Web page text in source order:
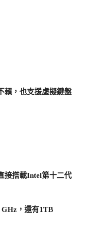
賴，也支援虛擬鍵盤
接搭載Intel第十二代
，還有1TB